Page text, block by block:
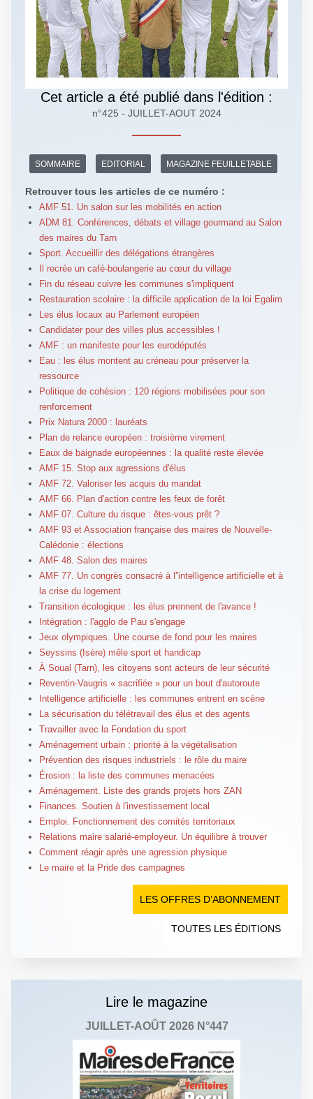
Cet article a été publié dans l'édition :
n°425 - JUILLET-AOUT 2024
SOMMAIRE EDITORIAL MAGAZINE FEUILLETABLE
Retrouver tous les articles de ce numéro :
AMF 51. Un salon sur les mobilités en action
ADM 81. Conférences, débats et village gourmand au Salon
des maires du Tarn
Sport. Accueillir des délégations étrangères
Il recrée un café-boulangerie au cœur du village
Fin du réseau cuivre les communes s'impliquent
Restauration scolaire : la difficile application de la loi Egalim
Les élus locaux au Parlement européen
Candidater pour des villes plus accessibles !
AMF : un manifeste pour les eurodéputés
Eau : les élus montent au créneau pour préserver la
ressource
Politique de cohésion : 120 régions mobilisées pour son
renforcement
Prix Natura 2000 : lauréats
Plan de relance européen : troisième virement
Eaux de baignade européennes : la qualité reste élevée
AMF 15. Stop aux agressions d'élus
AMF 72. Valoriser les acquis du mandat
AMF 66. Plan d'action contre les feux de forêt
AMF 07. Culture du risque : êtes-vous prêt ?
AMF 93 et Association française des maires de Nouvelle-
Calédonie : élections
AMF 48. Salon des maires
AMF 77. Un congrès consacré à l''intelligence artificielle et à
la crise du logement
Transition écologique : les élus prennent de l'avance !
Intégration : l'agglo de Pau s'engage
Jeux olympiques. Une course de fond pour les maires
Seyssins (Isère) mêle sport et handicap
À Soual (Tarn), les citoyens sont acteurs de leur sécurité
Reventin-Vaugris « sacrifiée » pour un bout d'autoroute
Intelligence artificielle : les communes entrent en scène
La sécurisation du télétravail des élus et des agents
Travailler avec la Fondation du sport
Aménagement urbain : priorité à la végétalisation
Prévention des risques industriels : le rôle du maire
Érosion : la liste des communes menacées
Aménagement. Liste des grands projets hors ZAN
Finances. Soutien à l'investissement local
Emploi. Fonctionnement des comités territoriaux
Relations maire salarié-employeur. Un équilibre à trouver
Comment réagir après une agression physique
Le maire et la Pride des campagnes
LES OFFRES D’ABONNEMENT
TOUTES LES ÉDITIONS
Lire le magazine
JUILLET-AOÛT 2026 N°447